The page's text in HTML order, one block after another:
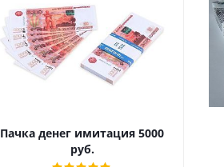
Пачка денег имитация 5000
руб.